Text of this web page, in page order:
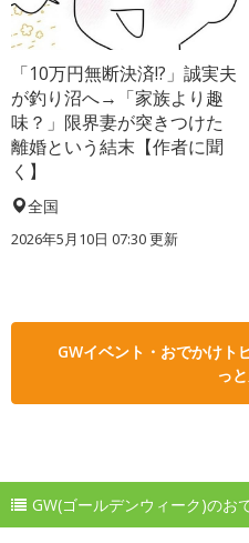
「10万円無断決済!?」誠実夫
が釣り沼へ→「家族より趣
味？」限界妻が突きつけた
離婚という結末【作者に聞
く】
全国
2026年5月10日 07:30 更新
GWイベント・おでかけト
っ
GW(ゴールデンウィーク)のお